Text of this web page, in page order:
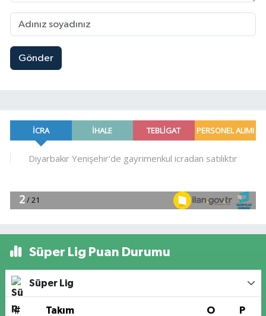
Gönder
Süper Lig Puan Durumu
Süper Lig
# Takım O P